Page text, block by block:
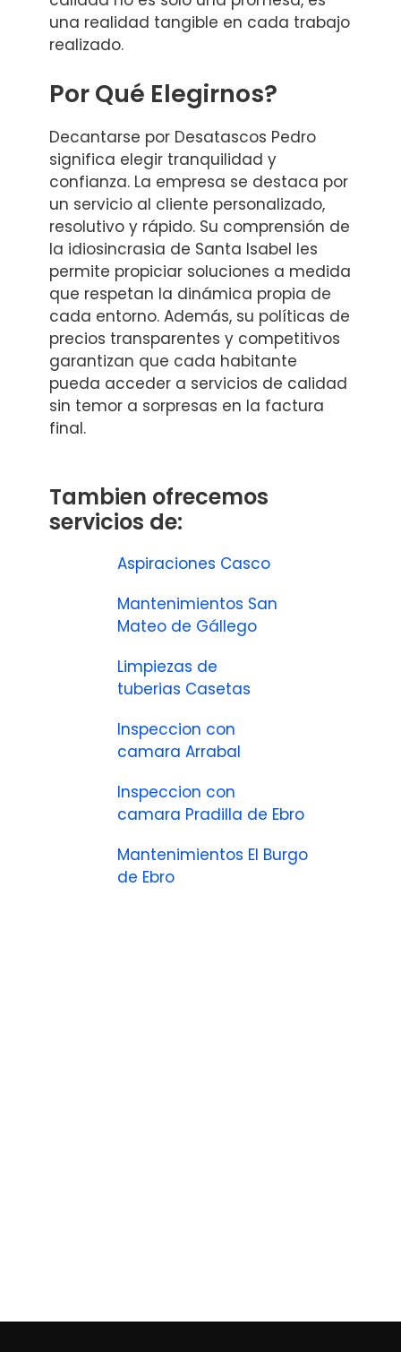
una realidad tangible en cada trabajo
realizado.
Por Qué Elegirnos?
Decantarse por Desatascos Pedro
significa elegir tranquilidad y
confianza. La empresa se destaca por
un servicio al cliente personalizado,
resolutivo y rápido. Su comprensión de
la idiosincrasia de Santa Isabel les
permite propiciar soluciones a medida
que respetan la dinámica propia de
cada entorno. Además, su políticas de
precios transparentes y competitivos
garantizan que cada habitante
pueda acceder a servicios de calidad
sin temor a sorpresas en la factura
final.
Tambien ofrecemos
servicios de:
Aspiraciones Casco
Mantenimientos San
Mateo de Gállego
Limpiezas de
tuberias Casetas
Inspeccion con
camara Arrabal
Inspeccion con
camara Pradilla de Ebro
Mantenimientos El Burgo
de Ebro